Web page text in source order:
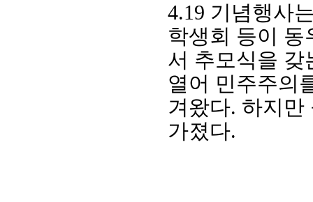
이사장 인사말
임원 현황
연혁·사업실적
역대 이사장
총동창
모교 소
지부·지
언론에
동창회
4.19 기념행사
학생회 등이
서 추모식을 갖
열어 민주주의
겨왔다. 하지만
가졌다.